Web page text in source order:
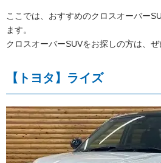
ここでは、おすすめのクロスオーバー
ます。
クロスオーバーSUVをお探しの方は、ぜ
【トヨタ】ライズ